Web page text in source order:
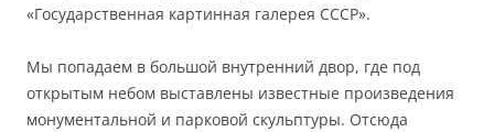
«Государственная картинная галерея СССР».
Мы попадаем в большой внутренний двор, где под
открытым небом выставлены известные произведения
монументальной и парковой скульптуры. Отсюда